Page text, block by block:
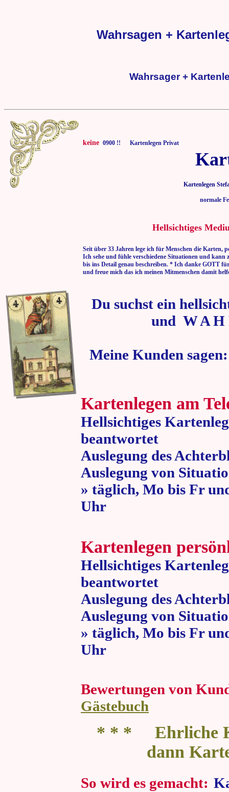
Wahrsagen +
Wahrsager +
keine 0900 !! Kartenlegen Privat
Kartenlegen
normale
Hellsichtiges
Seit über 33 Jahren lege ich für Menschen die Karten,
Ich sehe und fühle verschiedene Situationen und kann
bis ins Detail genau beschreiben. * Ich danke GOTT
und freue mich das ich meinen Mitmenschen damit
Du suchst ein
und W A H
Meine Kunden
Kartenlegen am
Hellsichtiges
beantwortet
Auslegung des
Auslegung von
» täglich, Mo bis Fr
Uhr » 80
Kartenlegen
Hellsichtiges
beantwortet
Auslegung des
Auslegung von
» täglich, Mo bis Fr
Uhr » 80
Bewertungen von
Gästebuch
* * * Ehrliche
dann
So wird es gemacht: